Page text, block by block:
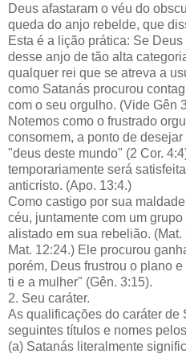
Deus afastaram o véu do
queda do anjo rebelde, que
Esta é a lição prática: Se
desse anjo de tão alta
qualquer rei que se atreva a
como Satanás procurou
com o seu orgulho. (Vide Gên
Notemos como o frustrado
consomem, a ponto de
"deus deste mundo" (2 Cor.
temporariamente será
anticristo. (Apo. 13:4.)
Como castigo por sua
céu, juntamente com um
alistado em sua rebelião.
Mat. 12:24.) Ele procurou
porém, Deus frustrou o plano
ti e a mulher" (Gên. 3:15).
2. Seu caráter.
As qualificações do caráter
seguintes títulos e nomes
(a) Satanás literalmente